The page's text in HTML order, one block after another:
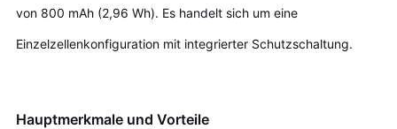
von 800 mAh (2,96 Wh). Es handelt sich um eine
Einzelzellenkonfiguration mit integrierter Schutzschaltung.
Hauptmerkmale und Vorteile